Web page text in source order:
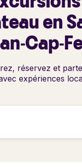
en
Cap-
réservez et
expériences